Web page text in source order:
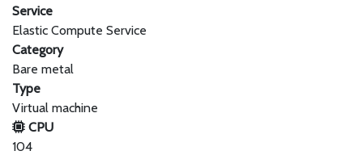
Service
Elastic Compute Service
Category
Bare metal
Type
Virtual machine
CPU
104